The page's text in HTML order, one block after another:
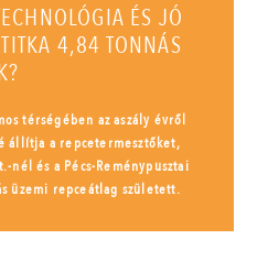
ÉS JÓ
4,84 TONNÁS
térségében az aszály évről
állítja a repcetermesztőket,
nél és a Pécs-Reménypusztai
üzemi repceátlag született.